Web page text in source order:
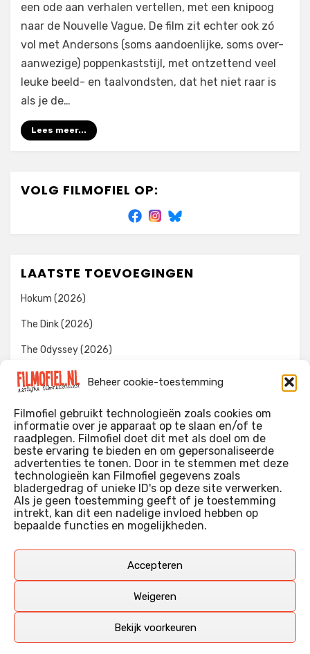
Beheer cookie-toestemming
Filmofiel gebruikt technologieën zoals cookies om
informatie over je apparaat op te slaan en/of te
raadplegen. Filmofiel doet dit met als doel om de
beste ervaring te bieden en om gepersonaliseerde
advertenties te tonen. Door in te stemmen met deze
technologieën kan Filmofiel gegevens zoals
bladergedrag of unieke ID's op deze site verwerken.
Als je geen toestemming geeft of je toestemming
intrekt, kan dit een nadelige invloed hebben op
bepaalde functies en mogelijkheden.
Accepteren
Weigeren
Bekijk voorkeuren
een ode aan verhalen vertellen, met een knipoog
naar de Nouvelle Vague. De film zit echter ook zó
vol met Andersons (soms aandoenlijke, soms over-
aanwezige) poppenkaststijl, met ontzettend veel
leuke beeld- en taalvondsten, dat het niet raar is
als je de…
Lees meer...
VOLG FILMOFIEL OP:
LAATSTE TOEVOEGINGEN
Hokum (2026)
The Dink (2026)
The Odyssey (2026)
Evil Dead Burn (2026)
WIE IK BEN…?
Ik ben ooit begonnen met m’n recensies omdat ik zoveel
films keek dat ik af en toe niet meer wist welke ik nu wel of
niet gezien had. Ik ben een filmliefhebber, heb als hobby nog
erg lang in een videotheek gewerkt, en heb als coproducent
Deze recensies zijn dan ook vooral vrij pretentieloze
aangevuld met een groeiende kennis over de kunde én de
kunst van het maken van film.